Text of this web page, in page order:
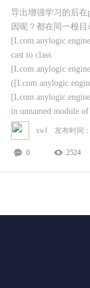
导出增强学习的后在
因呢？都在同一根目
cast to class
in unnamed module
xwf 发布时间：
0 2524